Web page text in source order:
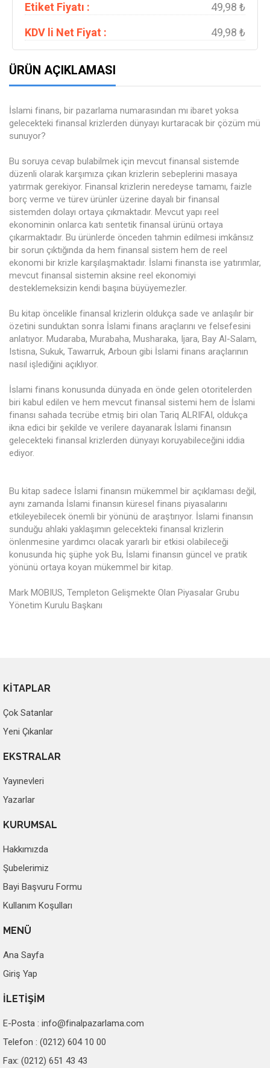
Etiket Fiyatı :
49,98 ₺
KDV li Net Fiyat :
49,98 ₺
ÜRÜN AÇIKLAMASI
İslami finans, bir pazarlama numarasından mı ibaret yoksa
gelecekteki finansal krizlerden dünyayı kurtaracak bir çözüm mü
sunuyor?
Bu soruya cevap bulabilmek için mevcut finansal sistemde
düzenli olarak karşımıza çıkan krizlerin sebeplerini masaya
yatırmak gerekiyor. Finansal krizlerin neredeyse tamamı, faizle
borç verme ve türev ürünler üzerine dayalı bir finansal
sistemden dolayı ortaya çıkmaktadır. Mevcut yapı reel
ekonominin onlarca katı sentetik finansal ürünü ortaya
çıkarmaktadır. Bu ürünlerde önceden tahmin edilmesi imkânsız
bir sorun çıktığında da hem finansal sistem hem de reel
ekonomi bir krizle karşılaşmaktadır. İslami finansta ise yatırımlar,
mevcut finansal sistemin aksine reel ekonomiyi
desteklemeksizin kendi başına büyüyemezler.
Bu kitap öncelikle finansal krizlerin oldukça sade ve anlaşılır bir
özetini sunduktan sonra İslami finans araçlarını ve felsefesini
anlatıyor. Mudaraba, Murabaha, Musharaka, Ijara, Bay Al-Salam,
Istisna, Sukuk, Tawarruk, Arboun gibi İslami finans araçlarının
nasıl işlediğini açıklıyor.
İslami finans konusunda dünyada en önde gelen otoritelerden
biri kabul edilen ve hem mevcut finansal sistemi hem de İslami
finansı sahada tecrübe etmiş biri olan Tariq ALRIFAI, oldukça
ikna edici bir şekilde ve verilere dayanarak İslami finansın
gelecekteki finansal krizlerden dünyayı koruyabileceğini iddia
ediyor.
Bu kitap sadece İslami finansın mükemmel bir açıklaması değil,
aynı zamanda İslami finansın küresel finans piyasalarını
etkileyebilecek önemli bir yönünü de araştırıyor. İslami finansın
sunduğu ahlaki yaklaşımın gelecekteki finansal krizlerin
önlenmesine yardımcı olacak yararlı bir etkisi olabileceği
konusunda hiç şüphe yok Bu, İslami finansın güncel ve pratik
yönünü ortaya koyan mükemmel bir kitap.
Mark MOBIUS, Templeton Gelişmekte Olan Piyasalar Grubu
Yönetim Kurulu Başkanı
KİTAPLAR
Çok Satanlar
Yeni Çıkanlar
EKSTRALAR
Yayınevleri
Yazarlar
KURUMSAL
Hakkımızda
Şubelerimiz
Bayi Başvuru Formu
Kullanım Koşulları
MENÜ
Ana Sayfa
Giriş Yap
İLETİŞİM
E-Posta : info@finalpazarlama.com
Telefon : (0212) 604 10 00
Fax: (0212) 651 43 43